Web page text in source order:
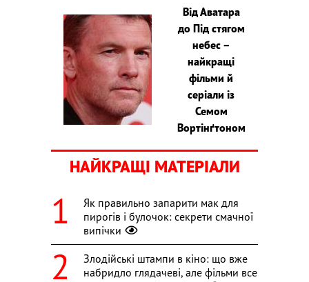
Від Аватара
до Під стягом
небес –
найкращі
фільми й
серіали із
Семом
Вортінґтоном
НАЙКРАЩІ МАТЕРІАЛИ
Як правильно запарити мак для
пирогів і булочок: секрети смачної
випічки
Злодійські штампи в кіно: що вже
набридло глядачеві, але фільми все